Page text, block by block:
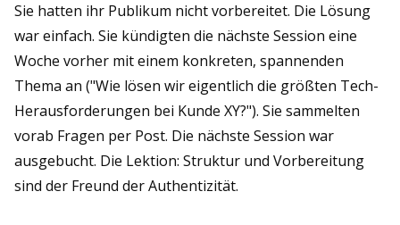
Sie hatten ihr Publikum nicht vorbereitet. Die Lösung
war einfach. Sie kündigten die nächste Session eine
Woche vorher mit einem konkreten, spannenden
Thema an ("Wie lösen wir eigentlich die größten Tech-
Herausforderungen bei Kunde XY?"). Sie sammelten
vorab Fragen per Post. Die nächste Session war
ausgebucht. Die Lektion: Struktur und Vorbereitung
sind der Freund der Authentizität.